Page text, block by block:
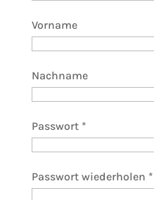
Vorname
Nachname
Passwort *
Passwort wiederholen *